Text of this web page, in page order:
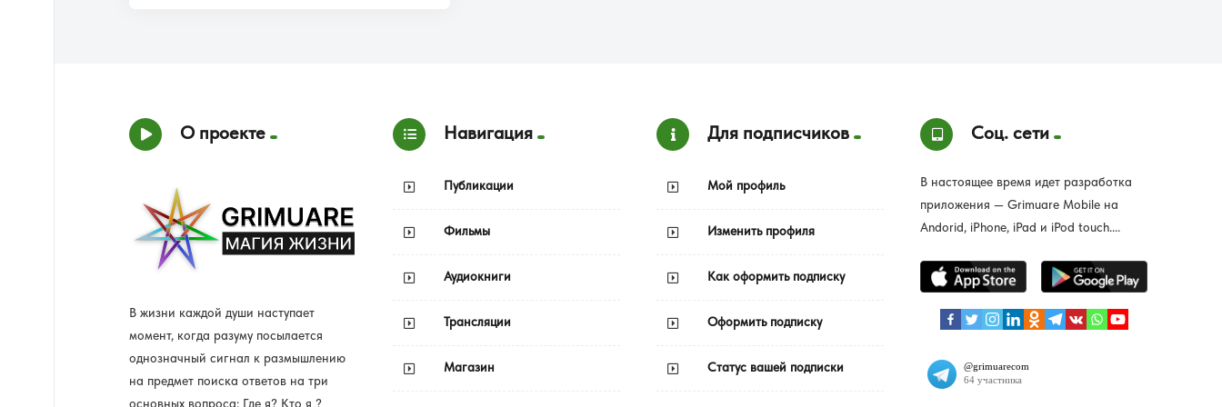
О проекте
В жизни каждой души наступает
момент, когда разуму посылается
однозначный сигнал к размышлению
на предмет поиска ответов на три
основных вопроса: Где я? Кто я ?
Навигация
Публикации
Фильмы
Аудиокниги
Трансляции
Магазин
Для подписчиков
Мой профиль
Изменить профиля
Как оформить подписку
Оформить подписку
Статус вашей подписки
Соц. сети
В настоящее время идет разработка
приложения — Grimuare Mobile на
Andorid, iPhone, iPad и iPod touch....